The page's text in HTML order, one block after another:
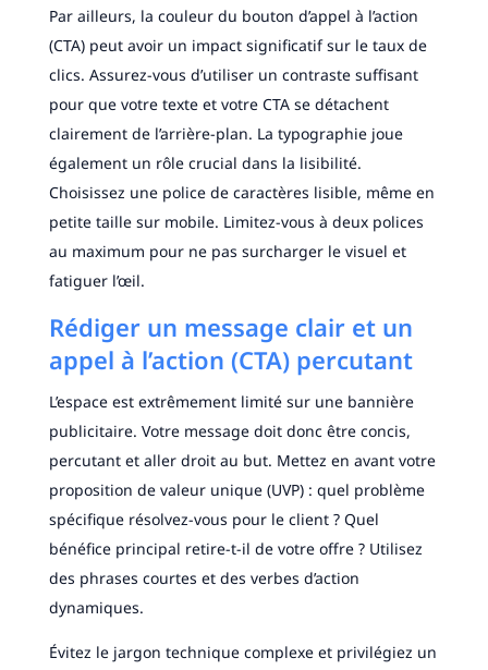
Par ailleurs, la couleur du bouton d’appel à l’action
(CTA) peut avoir un impact significatif sur le taux de
clics. Assurez-vous d’utiliser un contraste suffisant
pour que votre texte et votre CTA se détachent
clairement de l’arrière-plan. La typographie joue
également un rôle crucial dans la lisibilité.
Choisissez une police de caractères lisible, même en
petite taille sur mobile. Limitez-vous à deux polices
au maximum pour ne pas surcharger le visuel et
fatiguer l’œil.
Rédiger un message clair et un
appel à l’action (CTA) percutant
L’espace est extrêmement limité sur une bannière
publicitaire. Votre message doit donc être concis,
percutant et aller droit au but. Mettez en avant votre
proposition de valeur unique (UVP) : quel problème
spécifique résolvez-vous pour le client ? Quel
bénéfice principal retire-t-il de votre offre ? Utilisez
des phrases courtes et des verbes d’action
dynamiques.
Évitez le jargon technique complexe et privilégiez un